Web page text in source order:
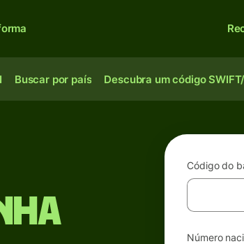
Buscar por país Descubra um código
Código do
Número